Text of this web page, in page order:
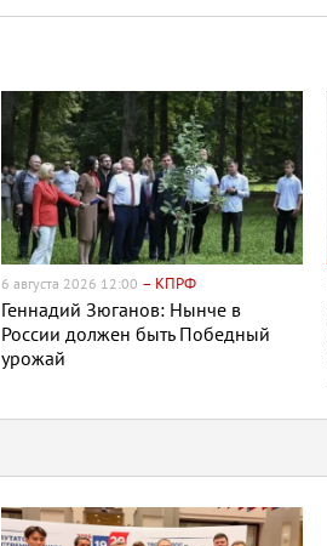
6 августа 2026 12:00 – КПРФ
Геннадий Зюганов: Нынче в
России должен быть Победный
урожай